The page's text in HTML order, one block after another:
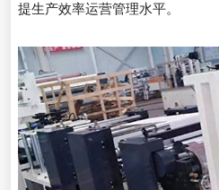
提生产效率运营管理水平。